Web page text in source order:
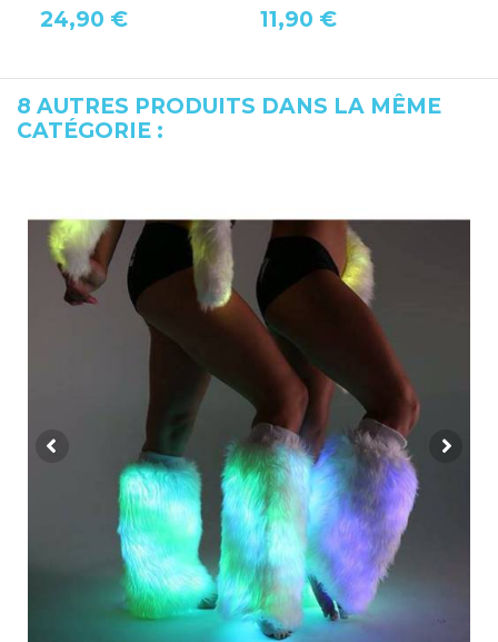
24,90 € 11,90 €
8 AUTRES PRODUITS DANS LA MÊME
CATÉGORIE :